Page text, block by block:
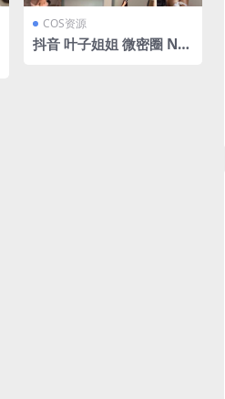
COS资源
抖音 叶子姐姐 微密圈 NO.